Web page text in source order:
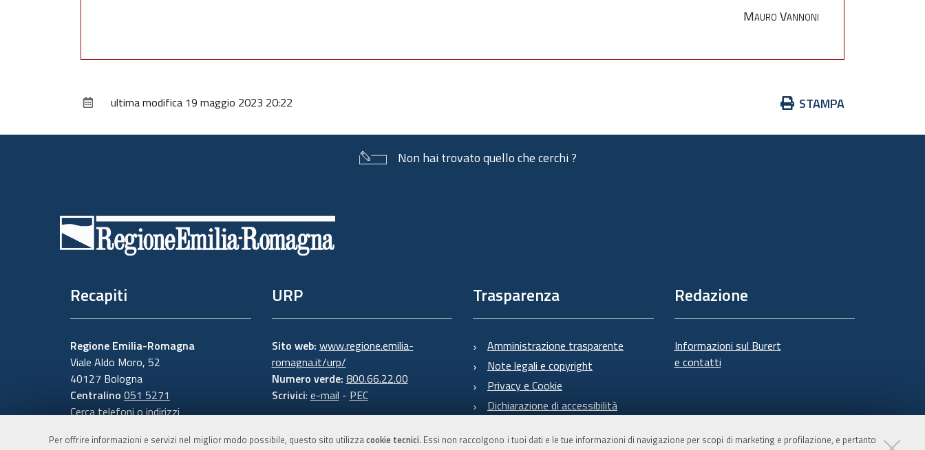
Per offrire informazioni e servizi nel miglior modo possibile, questo sito utilizzacookie tecnici. Essi non raccolgono i tuoi dati e le tue informazioni di navigazione per scopi di marketing e profilazione, e pertanto
Mauro Vannoni
Azioni
documento
STAMPA
ultima modifica 19 maggio 2023 20:22
Non hai trovato quello che cerchi ?
Recapiti
Regione Emilia-Romagna
Viale Aldo Moro, 52
40127 Bologna
Centralino 051 5271
Cerca telefoni o indirizzi
URP
Sito web: www.regione.emilia-
romagna.it/urp/
Numero verde: 800.66.22.00
Scrivici: e-mail - PEC
Trasparenza
Amministrazione trasparente
Note legali e copyright
Privacy e Cookie
Dichiarazione di accessibilità
Redazione
Informazioni sul Burert
e contatti